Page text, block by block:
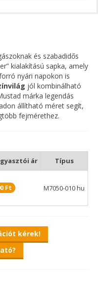
és szabadidős
kialakítású sapka, amely
nyári napokon is
jól kombinálható
márka legendás
állítható méret segít,
fejmérethez.
ár Típus
Ft M7050-010 hu
kérek!